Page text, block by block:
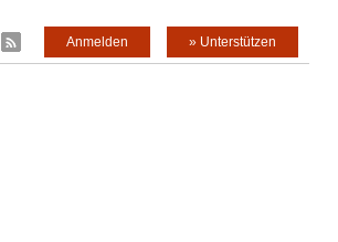
» Unterstützen
Anmelden